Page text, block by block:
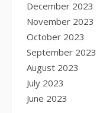
December 2023
November 2023
October 2023
September 2023
August 2023
July 2023
June 2023